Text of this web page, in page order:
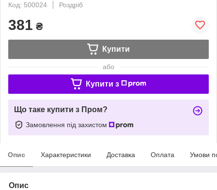
Код: 500024
Роздріб
381 ₴
Купити
або
Купити з
Що таке купити з Пром?
Замовлення під захистом
Опис Характеристики Доставка Оплата Умови
Опис